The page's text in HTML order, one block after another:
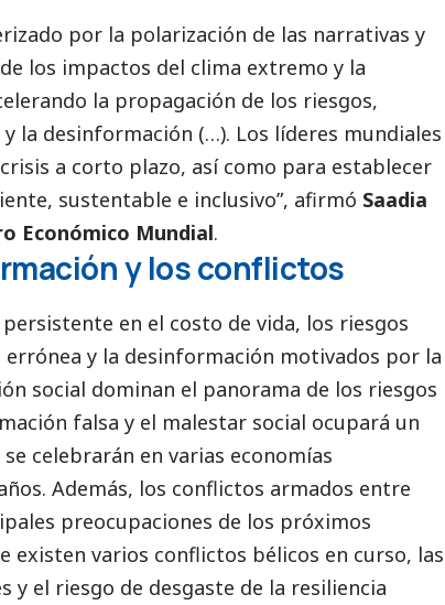
por la polarización de las narrativas y
los impactos del clima extremo y la
la propagación de los riesgos,
la desinformación (…). Los líderes mundiales
a corto plazo, así como para establecer
sustentable e inclusivo”, afirmó Saadia
Económico Mundial.
y los conflictos
en el costo de vida, los riesgos
y la desinformación motivados por la
social dominan el panorama de los riesgos
falsa y el malestar social ocupará un
celebrarán en varias economías
Además, los conflictos armados entre
preocupaciones de los próximos
existen varios conflictos bélicos en curso, las
y el riesgo de desgaste de la resiliencia